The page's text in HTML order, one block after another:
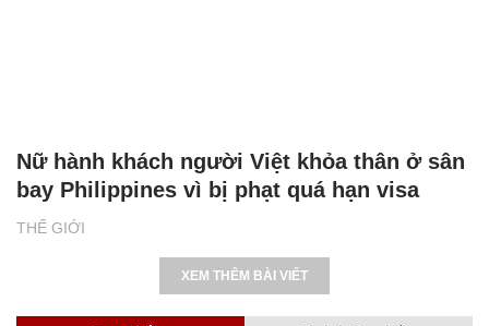
THẾ GIỚI
Nữ hành khách người Việt khỏa thân ở sân
bay Philippines vì bị phạt quá hạn visa
XEM THÊM BÀI VIẾT